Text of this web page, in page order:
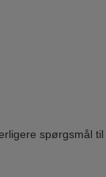
spørgsmål til